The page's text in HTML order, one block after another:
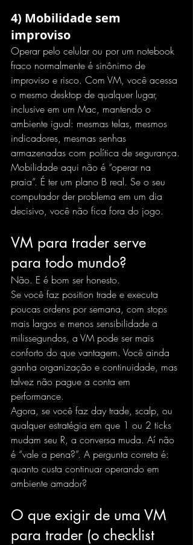
4) Mobilidade sem
improviso
Operar pelo celular ou por um notebook
fraco normalmente é sinônimo de
improviso e risco. Com VM, você acessa
o mesmo desktop de qualquer lugar,
inclusive em um Mac, mantendo o
ambiente igual: mesmas telas, mesmos
indicadores, mesmas senhas
armazenadas com política de segurança.
Mobilidade aqui não é “operar na
praia”. É ter um plano B real. Se o seu
computador der problema em um dia
decisivo, você não fica fora do jogo.
VM para trader serve
para todo mundo?
Não. E é bom ser honesto.
Se você faz position trade e executa
poucas ordens por semana, com stops
mais largos e menos sensibilidade a
milissegundos, a VM pode ser mais
conforto do que vantagem. Você ainda
ganha organização e continuidade, mas
talvez não pague a conta em
performance.
Agora, se você faz day trade, scalp, ou
qualquer estratégia em que 1 ou 2 ticks
mudam seu R, a conversa muda. Aí não
é “vale a pena?”. A pergunta correta é:
quanto custa continuar operando em
ambiente amador?
O que exigir de uma VM
para trader (o checklist